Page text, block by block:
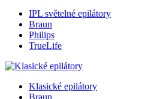
IPL světelné epilátory
Braun
Philips
TrueLife
Klasické epilátory
Braun